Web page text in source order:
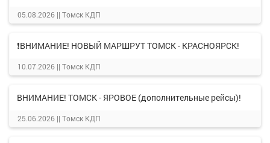
05.08.2026 || Томск КДП
❗ВНИМАНИЕ! НОВЫЙ МАРШРУТ ТОМСК - КРАСНОЯРСК!
10.07.2026 || Томск КДП
ВНИМАНИЕ! ТОМСК - ЯРОВОЕ (дополнительные рейсы)!
25.06.2026 || Томск КДП